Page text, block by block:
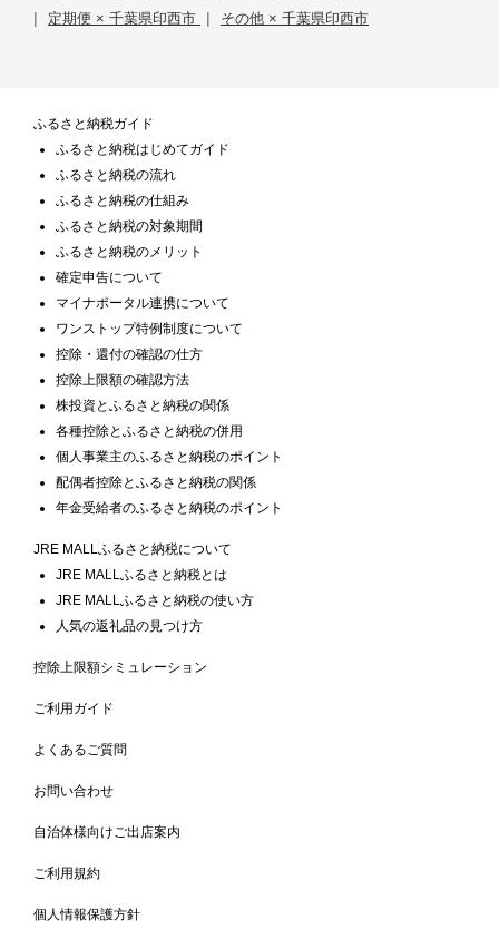
| 定期便 × 千葉県印西市 | その他 × 千葉県印西市
ふるさと納税ガイド
ふるさと納税はじめてガイド
ふるさと納税の流れ
ふるさと納税の仕組み
ふるさと納税の対象期間
ふるさと納税のメリット
確定申告について
マイナポータル連携について
ワンストップ特例制度について
控除・還付の確認の仕方
控除上限額の確認方法
株投資とふるさと納税の関係
各種控除とふるさと納税の併用
個人事業主のふるさと納税のポイント
配偶者控除とふるさと納税の関係
年金受給者のふるさと納税のポイント
JRE MALLふるさと納税について
JRE MALLふるさと納税とは
JRE MALLふるさと納税の使い方
人気の返礼品の見つけ方
控除上限額シミュレーション
ご利用ガイド
よくあるご質問
お問い合わせ
自治体様向けご出店案内
ご利用規約
個人情報保護方針